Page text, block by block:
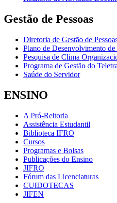
Gestão de Pessoas
Diretoria de Gestão de
Plano de Desenvolvimento de
Pesquisa de Clima
Programa de Gestão do
Saúde do Servidor
ENSINO
A Pró-Reitoria
Assistência Estudantil
Biblioteca IFRO
Cursos
Programas e Bolsas
Publicações do Ensino
JIFRO
Fórum das Licenciaturas
CUIDOTECAS
JIFEN